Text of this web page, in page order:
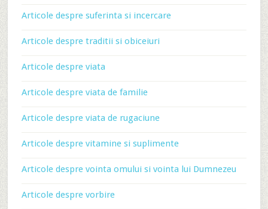
Articole despre suferinta si incercare
Articole despre traditii si obiceiuri
Articole despre viata
Articole despre viata de familie
Articole despre viata de rugaciune
Articole despre vitamine si suplimente
Articole despre vointa omului si vointa lui Dumnezeu
Articole despre vorbire